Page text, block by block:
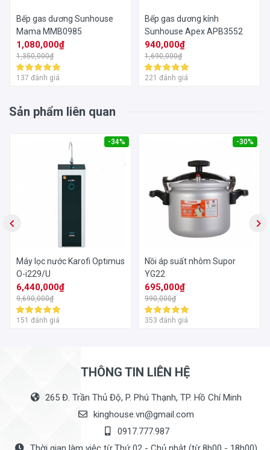
Bếp gas dương Sunhouse
Mama MMB0985
1,080,000₫
1,350,000₫
137 đánh giá
Bếp gas dương kính
Sunhouse Apex APB3552
940,000₫
1,690,000₫
221 đánh giá
Sản phẩm liên quan
-34%
Máy lọc nước Karofi Optimus
O-i229/U
6,440,000₫
9,690,000₫
151 đánh giá
-30%
Nồi áp suất nhôm Supor
YG22
695,000₫
990,000₫
353 đánh giá
THÔNG TIN LIÊN HỆ
265 Đ. Trần Thủ Độ, P. Phú Thạnh, TP. Hồ Chí Minh
kinghouse.vn@gmail.com
0917.777.987